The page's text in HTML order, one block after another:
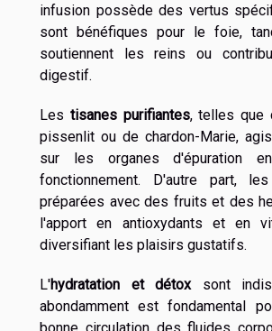
infusion possède des vertus
sont bénéfiques pour le foie,
soutiennent les reins ou
digestif.
Les tisanes purifiantes, telles que
pissenlit ou de chardon-Marie,
sur les organes d'épuration
fonctionnement. D'autre part,
préparées avec des fruits et des
l'apport en antioxydants et en
diversifiant les plaisirs gustatifs.
L'hydratation et détoxsont
abondamment est fondamental
bonne circulation des fluides